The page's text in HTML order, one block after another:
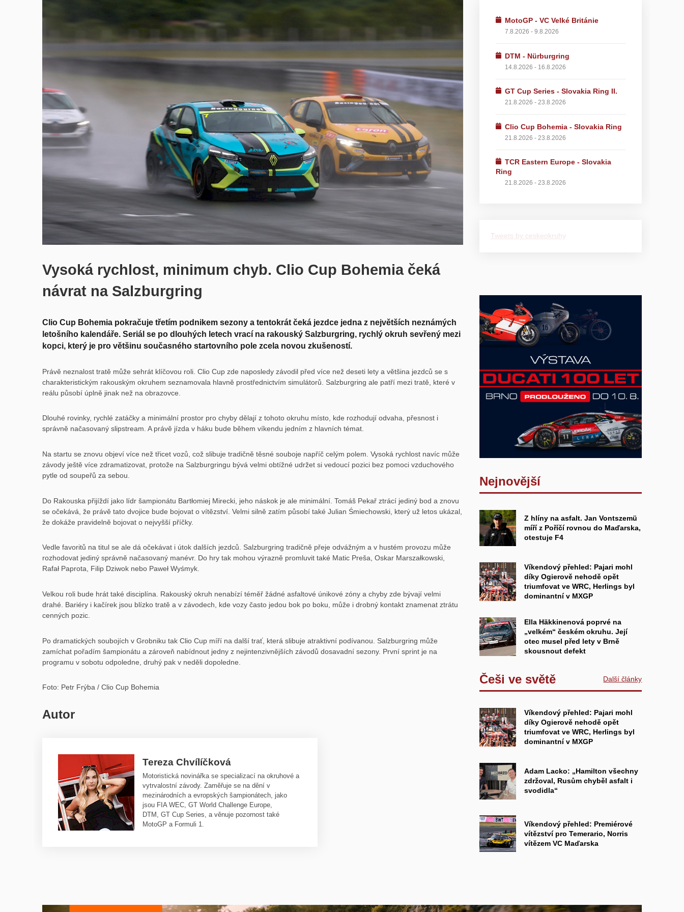
Vysoká rychlost, minimum chyb. Clio Cup Bohemia čeká
návrat na Salzburgring
Clio Cup Bohemia pokračuje třetím podnikem sezony a tentokrát čeká jezdce jedna z největších neznámých
letošního kalendáře. Seriál se po dlouhých letech vrací na rakouský Salzburgring, rychlý okruh sevřený mezi
kopci, který je pro většinu současného startovního pole zcela novou zkušeností.
Právě neznalost tratě může sehrát klíčovou roli. Clio Cup zde naposledy závodil před více než deseti lety a většina jezdců se s
charakteristickým rakouským okruhem seznamovala hlavně prostřednictvím simulátorů. Salzburgring ale patří mezi tratě, které v
reálu působí úplně jinak než na obrazovce.
Dlouhé rovinky, rychlé zatáčky a minimální prostor pro chyby dělají z tohoto okruhu místo, kde rozhodují odvaha, přesnost i
správně načasovaný slipstream. A právě jízda v háku bude během víkendu jedním z hlavních témat.
Na startu se znovu objeví více než třicet vozů, což slibuje tradičně těsné souboje napříč celým polem. Vysoká rychlost navíc může
závody ještě více zdramatizovat, protože na Salzburgringu bývá velmi obtížné udržet si vedoucí pozici bez pomoci vzduchového
pytle od soupeřů za sebou.
Do Rakouska přijíždí jako lídr šampionátu Bartłomiej Mirecki, jeho náskok je ale minimální. Tomáš Pekař ztrácí jediný bod a znovu
se očekává, že právě tato dvojice bude bojovat o vítězství. Velmi silně zatím působí také Julian Śmiechowski, který už letos ukázal,
že dokáže pravidelně bojovat o nejvyšší příčky.
Vedle favoritů na titul se ale dá očekávat i útok dalších jezdců. Salzburgring tradičně přeje odvážným a v hustém provozu může
rozhodovat jediný správně načasovaný manévr. Do hry tak mohou výrazně promluvit také Matic Preša, Oskar Marszałkowski,
Rafał Paprota, Filip Dziwok nebo Paweł Wyśmyk.
Velkou roli bude hrát také disciplína. Rakouský okruh nenabízí téměř žádné asfaltové únikové zóny a chyby zde bývají velmi
drahé. Bariéry i kačírek jsou blízko tratě a v závodech, kde vozy často jedou bok po boku, může i drobný kontakt znamenat ztrátu
cenných pozic.
Po dramatických soubojích v Grobniku tak Clio Cup míří na další trať, která slibuje atraktivní podívanou. Salzburgring může
zamíchat pořadím šampionátu a zároveň nabídnout jedny z nejintenzivnějších závodů dosavadní sezony. První sprint je na
programu v sobotu odpoledne, druhý pak v neděli dopoledne.
Foto: Petr Frýba / Clio Cup Bohemia
Autor
Tereza Chvílíčková
Motoristická novinářka se specializací na okruhové a
vytrvalostní závody. Zaměřuje se na dění v
mezinárodních a evropských šampionátech, jako
jsou FIA WEC, GT World Challenge Europe,
DTM, GT Cup Series, a věnuje pozornost také
MotoGP a Formuli 1.
MotoGP - VC Velké Británie
7.8.2026 - 9.8.2026
DTM - Nürburgring
14.8.2026 - 16.8.2026
GT Cup Series - Slovakia Ring II.
21.8.2026 - 23.8.2026
Clio Cup Bohemia - Slovakia Ring
21.8.2026 - 23.8.2026
TCR Eastern Europe - Slovakia
Ring
21.8.2026 - 23.8.2026
Tweets by ceskeokruhy
Nejnovější
Z hlíny na asfalt. Jan Vontszemü
míří z Poříčí rovnou do Maďarska,
otestuje F4
Víkendový přehled: Pajari mohl
díky Ogierově nehodě opět
triumfovat ve WRC, Herlings byl
dominantní v MXGP
Ella Häkkinenová poprvé na
„velkém“ českém okruhu. Její
otec musel před lety v Brně
skousnout defekt
Češi ve světě Další články
Víkendový přehled: Pajari mohl
díky Ogierově nehodě opět
triumfovat ve WRC, Herlings byl
dominantní v MXGP
Adam Lacko: „Hamilton všechny
zdržoval, Rusům chyběl asfalt i
svodidla“
Víkendový přehled: Premiérové
vítězství pro Temerario, Norris
vítězem VC Maďarska